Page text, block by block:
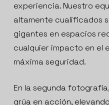
experiencia. Nuestro
altamente cualificados
gigantes en espacios
cualquier impacto en el
máxima seguridad.
En la segunda
grúa en acción,